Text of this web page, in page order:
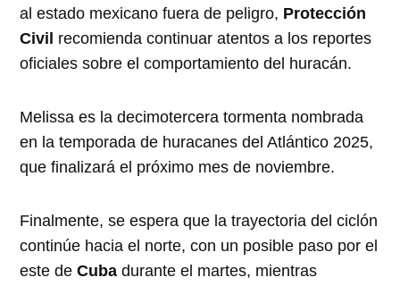
al estado mexicano fuera de peligro, Protección
Civil recomienda continuar atentos a los reportes
oficiales sobre el comportamiento del huracán.
Melissa es la decimotercera tormenta nombrada
en la temporada de huracanes del Atlántico 2025,
que finalizará el próximo mes de noviembre.
Finalmente, se espera que la trayectoria del ciclón
continúe hacia el norte, con un posible paso por el
este deCuba durante el martes, mientras